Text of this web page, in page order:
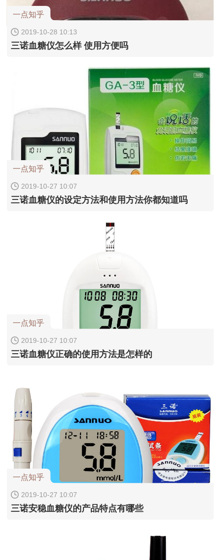
一点知乎
2019-10-28 10:13
三诺血糖仪怎么样 使用方便吗
一点知乎
2019-10-27 10:07
三诺血糖仪的设定方法和使用方法你都知道吗
一点知乎
2019-10-27 10:07
三诺血糖仪正确的使用方法是怎样的
一点知乎
2019-10-27 10:07
三诺安稳血糖仪的产品特点有哪些